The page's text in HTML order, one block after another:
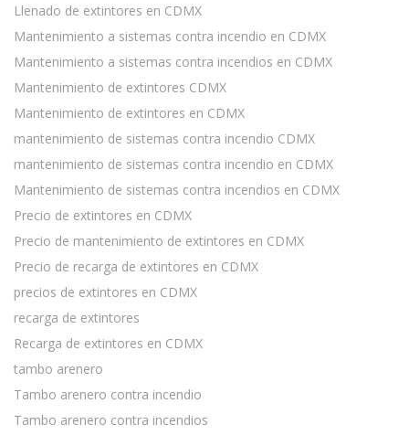
Llenado de extintores en CDMX
Mantenimiento a sistemas contra incendio en CDMX
Mantenimiento a sistemas contra incendios en CDMX
Mantenimiento de extintores CDMX
Mantenimiento de extintores en CDMX
mantenimiento de sistemas contra incendio CDMX
mantenimiento de sistemas contra incendio en CDMX
Mantenimiento de sistemas contra incendios en CDMX
Precio de extintores en CDMX
Precio de mantenimiento de extintores en CDMX
Precio de recarga de extintores en CDMX
precios de extintores en CDMX
recarga de extintores
Recarga de extintores en CDMX
tambo arenero
Tambo arenero contra incendio
Tambo arenero contra incendios